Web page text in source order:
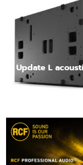
Update L